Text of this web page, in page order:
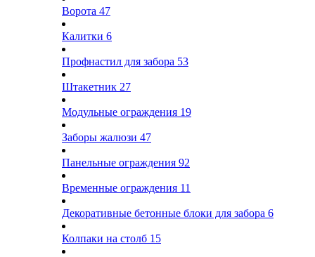
Ворота 47
Калитки 6
Профнастил для забора 53
Штакетник 27
Модульные ограждения 19
Заборы жалюзи 47
Панельные ограждения 92
Временные ограждения 11
Декоративные бетонные блоки для забора 6
Колпаки на столб 15